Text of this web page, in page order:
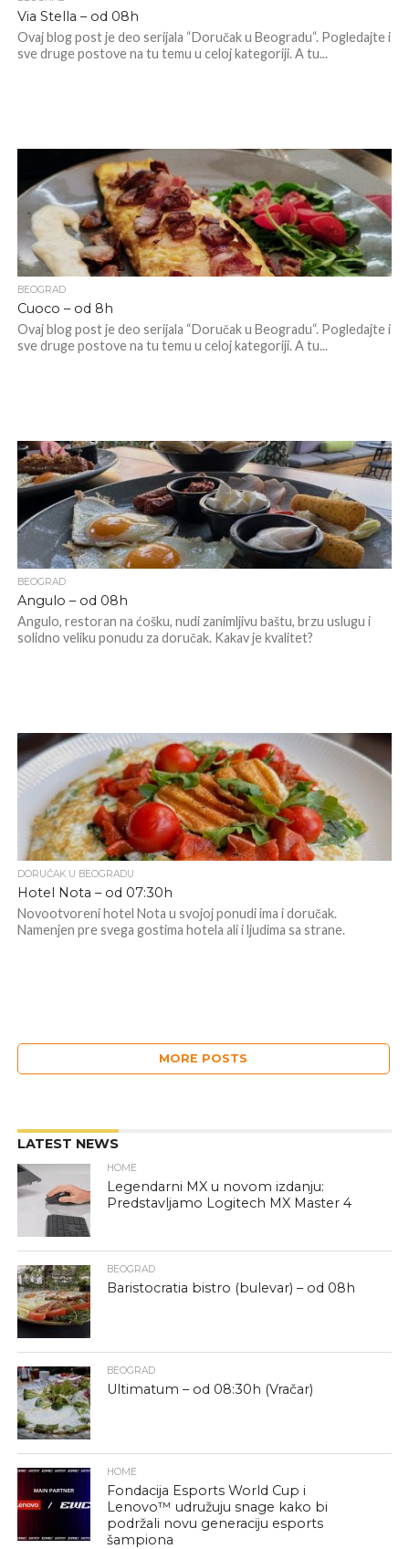
Via Stella – od 08h
Ovaj blog post je deo serijala “Doručak u Beogradu“. Pogledajte i
sve druge postove na tu temu u celoj kategoriji. A tu...
BEOGRAD
Cuoco – od 8h
Ovaj blog post je deo serijala “Doručak u Beogradu“. Pogledajte i
sve druge postove na tu temu u celoj kategoriji. A tu...
BEOGRAD
Angulo – od 08h
Angulo, restoran na ćošku, nudi zanimljivu baštu, brzu uslugu i
solidno veliku ponudu za doručak. Kakav je kvalitet?
DORUČAK U BEOGRADU
Hotel Nota – od 07:30h
Novootvoreni hotel Nota u svojoj ponudi ima i doručak.
Namenjen pre svega gostima hotela ali i ljudima sa strane.
MORE POSTS
LATEST NEWS
HOME
Legendarni MX u novom izdanju:
Predstavljamo Logitech MX Master 4
BEOGRAD
Baristocratia bistro (bulevar) – od 08h
BEOGRAD
Ultimatum – od 08:30h (Vračar)
HOME
Fondacija Esports World Cup i
Lenovo™ udružuju snage kako bi
podržali novu generaciju esports
šampiona